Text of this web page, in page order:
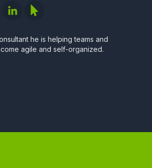
he is helping teams and
agile and self-organized.